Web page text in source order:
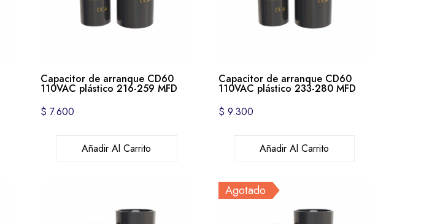
Capacitor de arranque CD60
110VAC plástico 216-259 MFD
$ 7.600
Añadir Al Carrito
Capacitor de arranque CD60
110VAC plástico 233-280 MFD
$ 9.300
Añadir Al Carrito
Agotado